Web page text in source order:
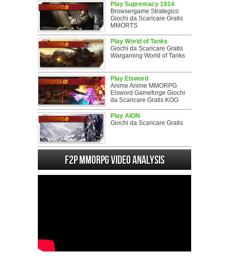
Play Supremacy 1914
Browsergame Strategico
Giochi da Scaricare Gratis
MMORTS
Play World of Tanks
Giochi da Scaricare Gratis
Wargaming World of Tanks
Play Elsword
Anime Anime MMORPG
Elsword Gameforge Giochi
da Scaricare Gratis KOG
Play AION
Giochi da Scaricare Gratis
F2P MMORPG Video analysis